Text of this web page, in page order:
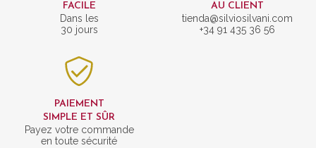
FACILE
Dans les
30 jours
AU CLIENT
tienda@silviosilvani.com
+34 91 435 36 56
PAIEMENT
SIMPLE ET SÛR
Payez votre commande
en toute sécurité